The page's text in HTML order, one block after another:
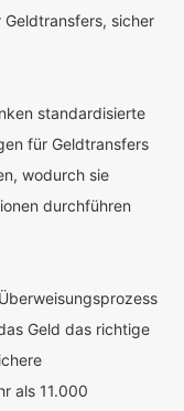
sicher
standardisierte
für Geldtransfers
wodurch sie
durchführen
Geld das richtige
als 11.000